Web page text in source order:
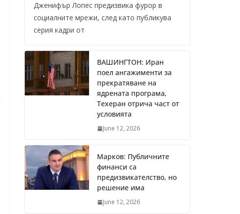
Дженифър Лопес предизвика фурор в
социалните мрежи, след като публикува
серия кадри от
ВАШИНГТОН: Иран
поел ангажименти за
прекратяване на
ядрената програма,
Техеран отрича част от
условията
June 12, 2026
Марков: Публичните
финанси са
предизвикателство, но
решение има
June 12, 2026